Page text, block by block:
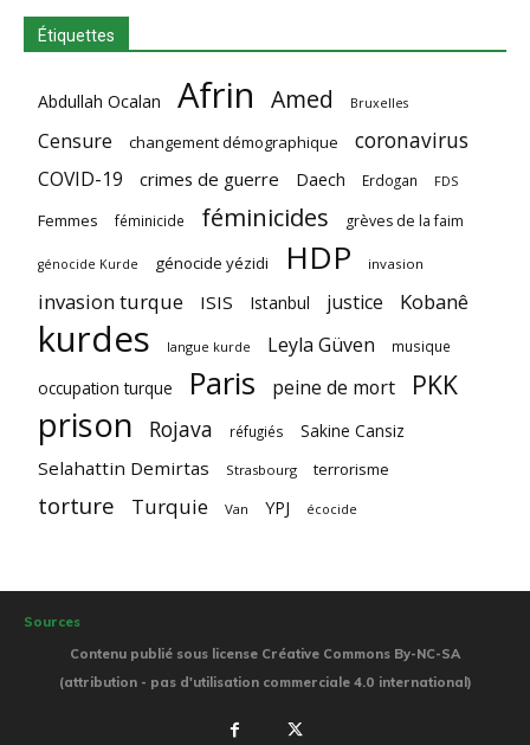
Étiquettes
Abdullah Ocalan Afrin Amed Bruxelles
Censure changement démographique coronavirus
COVID-19 crimes de guerre Daech Erdogan FDS
Femmes féminicide féminicides grèves de la faim
génocide Kurde génocide yézidi HDP invasion
invasion turque ISIS Istanbul justice Kobanê
kurdes langue kurde Leyla Güven musique
occupation turque Paris peine de mort PKK
prison Rojava réfugiés Sakine Cansiz
Selahattin Demirtas Strasbourg terrorisme
torture Turquie Van YPJ écocide
Sources
Contenu publié sous license Créative Commons By-NC-SA
(attribution - pas d'utilisation commerciale 4.0 international)